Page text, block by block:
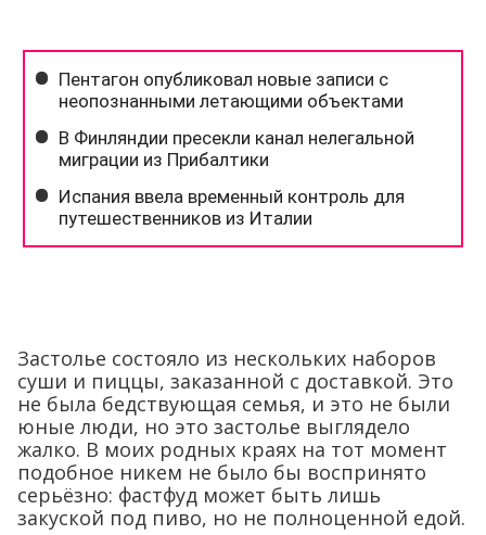
Застолье состояло из нескольких наборов
суши и пиццы, заказанной с доставкой. Это
не была бедствующая семья, и это не были
юные люди, но это застолье выглядело
жалко. В моих родных краях на тот момент
подобное никем не было бы воспринято
серьёзно: фастфуд может быть лишь
закуской под пиво, но не полноценной едой.